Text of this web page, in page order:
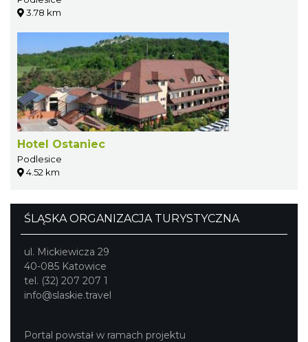
3.78 km
Hotel Ostaniec
Podlesice
4.52 km
ŚLĄSKA ORGANIZACJA TURYSTYCZNA
ul. Mickiewicza 29
40-085 Katowice
tel. (32) 207 207 1
info@slaskie.travel
Portal powstał w ramach projektu